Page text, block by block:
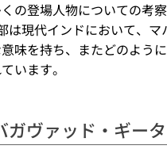
の登場人物についての考
は現代インドにおいて、
味を持ち、またどのよう
います。
ガヴァッド・ギー